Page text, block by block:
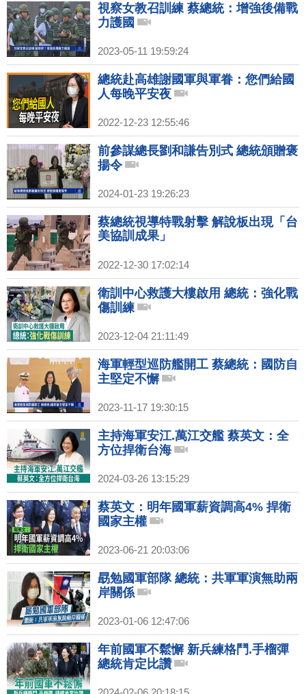
視察女教召訓練 蔡總統：增強後備戰
力護國
2023-05-11 19:59:24
總統赴高雄謝國軍與軍眷：您們給國
人每晚平安夜
2022-12-23 12:55:46
前參謀總長劉和謙告別式 總統頒贈褒
揚令
2024-01-23 19:26:23
蔡總統視導特戰射擊 解說板出現「台
美協訓成果」
2022-12-30 17:02:14
衛訓中心救護大樓啟用 總統：強化戰
傷訓練
2023-12-04 21:11:49
海軍輕型巡防艦開工 蔡總統：國防自
主堅定不懈
2023-11-17 19:30:15
主持海軍安江.萬江交艦 蔡英文：全
方位捍衛台海
2024-03-26 13:15:29
蔡英文：明年國軍薪資調高4% 捍衛
國家主權
2023-06-21 20:03:06
勗勉國軍部隊 總統：共軍軍演無助兩
岸關係
2023-01-06 12:47:06
年前國軍不鬆懈 新兵練格鬥.手榴彈
總統肯定比讚